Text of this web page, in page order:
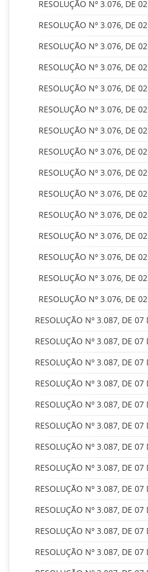
RESOLUÇÃO Nº 3.076, DE
RESOLUÇÃO Nº 3.076, DE
RESOLUÇÃO Nº 3.076, DE
RESOLUÇÃO Nº 3.076, DE
RESOLUÇÃO Nº 3.076, DE
RESOLUÇÃO Nº 3.076, DE
RESOLUÇÃO Nº 3.076, DE
RESOLUÇÃO Nº 3.076, DE
RESOLUÇÃO Nº 3.076, DE
RESOLUÇÃO Nº 3.076, DE
RESOLUÇÃO Nº 3.076, DE
RESOLUÇÃO Nº 3.076, DE
RESOLUÇÃO Nº 3.076, DE
RESOLUÇÃO Nº 3.076, DE
RESOLUÇÃO Nº 3.076, DE
RESOLUÇÃO Nº 3.087, DE
RESOLUÇÃO Nº 3.087, DE
RESOLUÇÃO Nº 3.087, DE
RESOLUÇÃO Nº 3.087, DE
RESOLUÇÃO Nº 3.087, DE
RESOLUÇÃO Nº 3.087, DE
RESOLUÇÃO Nº 3.087, DE
RESOLUÇÃO Nº 3.087, DE
RESOLUÇÃO Nº 3.087, DE
RESOLUÇÃO Nº 3.087, DE
RESOLUÇÃO Nº 3.087, DE
RESOLUÇÃO Nº 3.087, DE